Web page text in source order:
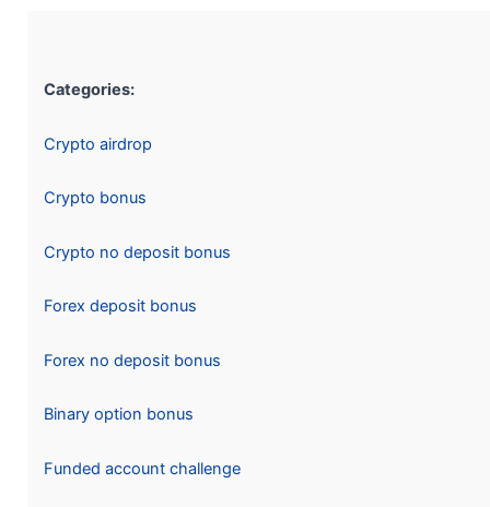
Categories:
Crypto airdrop
Crypto bonus
Crypto no deposit bonus
Forex deposit bonus
Forex no deposit bonus
Binary option bonus
Funded account challenge